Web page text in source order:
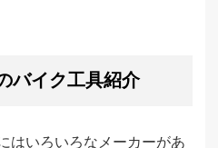
バイク工具紹介
はいろいろなメーカーがあ